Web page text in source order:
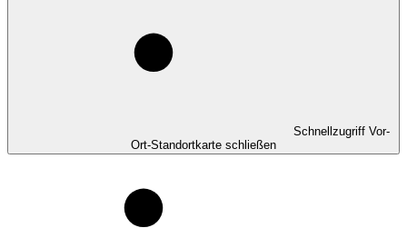
Schnellzugriff Vor-
Ort-Standortkarte schließen